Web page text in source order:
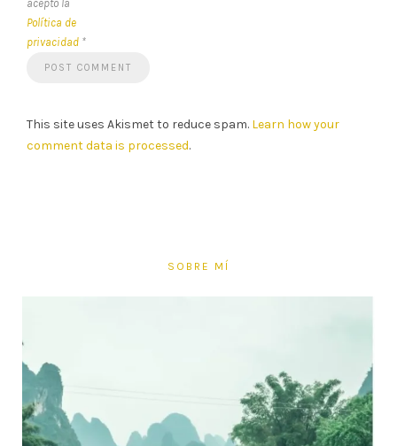
acepto la
Política de
privacidad *
This site uses Akismet to reduce spam. Learn how your
comment data is processed.
SOBRE MÍ